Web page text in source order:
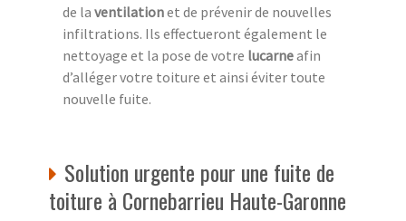
de la ventilationet de prévenir de nouvelles
infiltrations. Ils effectueront également le
nettoyage et la pose de votre lucarneafin
d’alléger votre toiture et ainsi éviter toute
nouvelle fuite.
Solution urgente pour une fuite de
toiture à Cornebarrieu Haute-Garonne